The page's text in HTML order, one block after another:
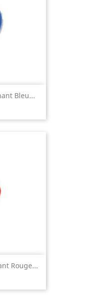
Bleu...
Rouge...